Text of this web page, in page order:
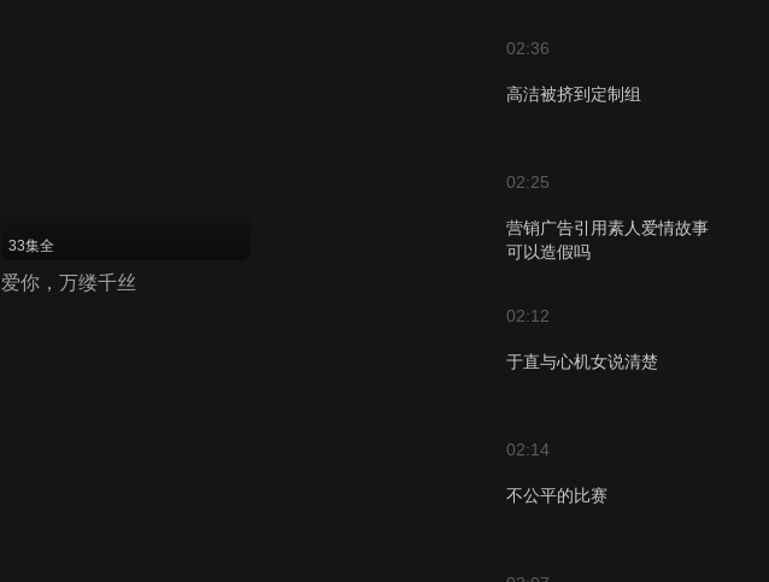
02:36
高洁被挤到定制组
02:25
营销广告引用素人爱情故事
可以造假吗
02:12
于直与心机女说清楚
02:14
不公平的比赛
33集全
爱你，万缕千丝